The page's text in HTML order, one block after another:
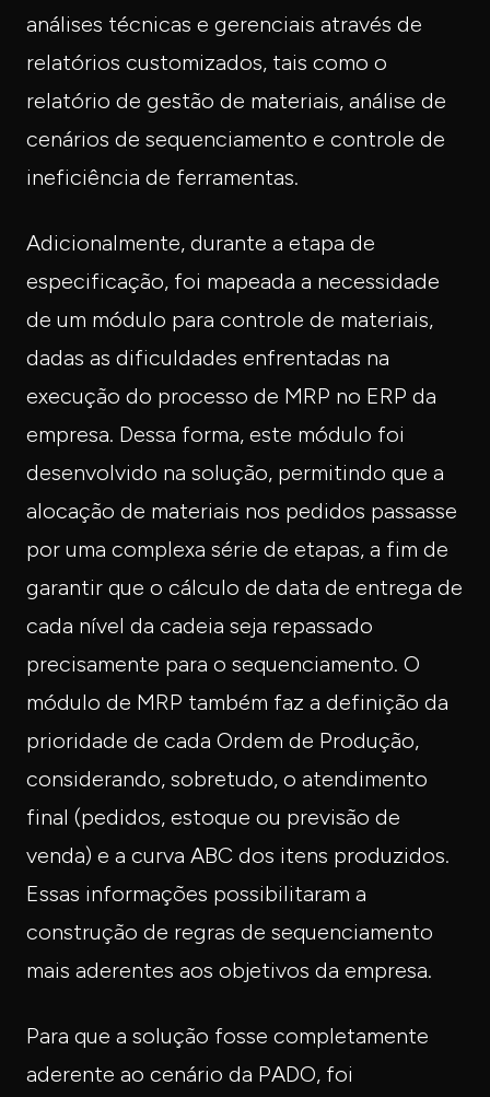
análises técnicas e gerenciais através de
relatórios customizados, tais como o
relatório de gestão de materiais, análise de
cenários de sequenciamento e controle de
ineficiência de ferramentas.
Adicionalmente, durante a etapa de
especificação, foi mapeada a necessidade
de um módulo para controle de materiais,
dadas as dificuldades enfrentadas na
execução do processo de MRP no ERP da
empresa. Dessa forma, este módulo foi
desenvolvido na solução, permitindo que a
alocação de materiais nos pedidos passasse
por uma complexa série de etapas, a fim de
garantir que o cálculo de data de entrega de
cada nível da cadeia seja repassado
precisamente para o sequenciamento. O
módulo de MRP também faz a definição da
prioridade de cada Ordem de Produção,
considerando, sobretudo, o atendimento
final (pedidos, estoque ou previsão de
venda) e a curva ABC dos itens produzidos.
Essas informações possibilitaram a
construção de regras de sequenciamento
mais aderentes aos objetivos da empresa.
Para que a solução fosse completamente
aderente ao cenário da PADO, foi